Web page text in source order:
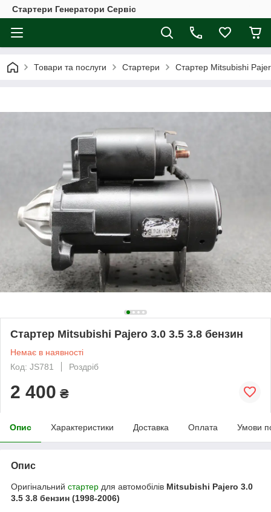
Стартери Генератори Сервіс
Товари та послуги Стартери Стартер Mitsubishi
Стартер Mitsubishi Pajero 3.0 3.5 3.8 бензин
Немає в наявності
Код: JS781
Роздріб
2 400 ₴
Опис Характеристики Доставка Оплата Умови
Опис
Оригінальний стартер для автомобілів Mitsubishi Pajero 3.0
3.5 3.8 бензин (1998-2006)